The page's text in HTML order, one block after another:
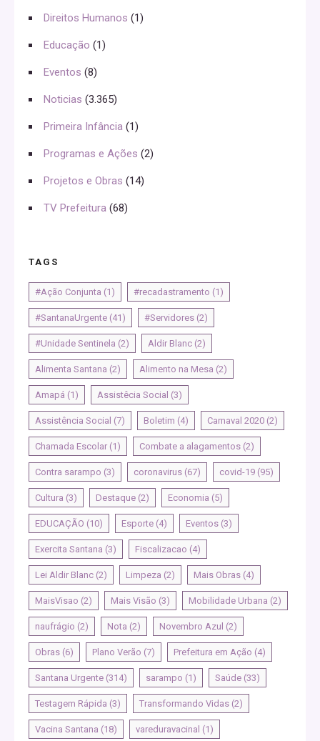
Direitos Humanos (1)
Educação (1)
Eventos (8)
Noticias (3.365)
Primeira Infância (1)
Programas e Ações (2)
Projetos e Obras (14)
TV Prefeitura (68)
TAGS
#Ação Conjunta (1) #recadastramento (1)
#SantanaUrgente (41) #Servidores (2)
#Unidade Sentinela (2) Aldir Blanc (2)
Alimenta Santana (2) Alimento na Mesa (2)
Amapá (1) Assistêcia Social (3)
Assistência Social (7) Boletim (4) Carnaval 2020 (2)
Chamada Escolar (1) Combate a alagamentos (2)
Contra sarampo (3) coronavirus (67) covid-19 (95)
Cultura (3) Destaque (2) Economia (5)
EDUCAÇÃO (10) Esporte (4) Eventos (3)
Exercita Santana (3) Fiscalizacao (4)
Lei Aldir Blanc (2) Limpeza (2) Mais Obras (4)
MaisVisao (2) Mais Visão (3) Mobilidade Urbana (2)
naufrágio (2) Nota (2) Novembro Azul (2)
Obras (6) Plano Verão (7) Prefeitura em Ação (4)
Santana Urgente (314) sarampo (1) Saúde (33)
Testagem Rápida (3) Transformando Vidas (2)
Vacina Santana (18) vareduravacinal (1)